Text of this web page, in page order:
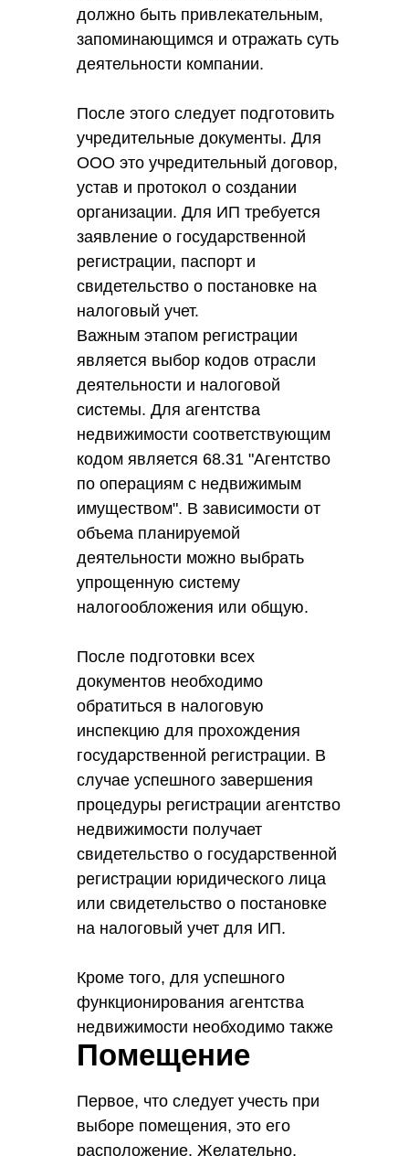
должно быть привлекательным,
запоминающимся и отражать суть
деятельности компании.
После этого следует подготовить
учредительные документы. Для
ООО это учредительный договор,
устав и протокол о создании
организации. Для ИП требуется
заявление о государственной
регистрации, паспорт и
свидетельство о постановке на
налоговый учет.
Важным этапом регистрации
является выбор кодов отрасли
деятельности и налоговой
системы. Для агентства
недвижимости соответствующим
кодом является 68.31 "Агентство
по операциям с недвижимым
имуществом". В зависимости от
объема планируемой
деятельности можно выбрать
упрощенную систему
налогообложения или общую.
После подготовки всех
документов необходимо
обратиться в налоговую
инспекцию для прохождения
государственной регистрации. В
случае успешного завершения
процедуры регистрации агентство
недвижимости получает
свидетельство о государственной
регистрации юридического лица
или свидетельство о постановке
на налоговый учет для ИП.
Кроме того, для успешного
функционирования агентства
недвижимости необходимо также
оформить лицензию на
осуществление деятельности в
сфере недвижимости. Для
получения лицензии необходимо
предоставить дополнительные
Помещение
Первое, что следует учесть при
выборе помещения, это его
расположение. Желательно,